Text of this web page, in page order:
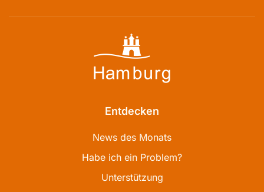
Entdecken
News des Monats
Habe ich ein Problem?
Unterstützung